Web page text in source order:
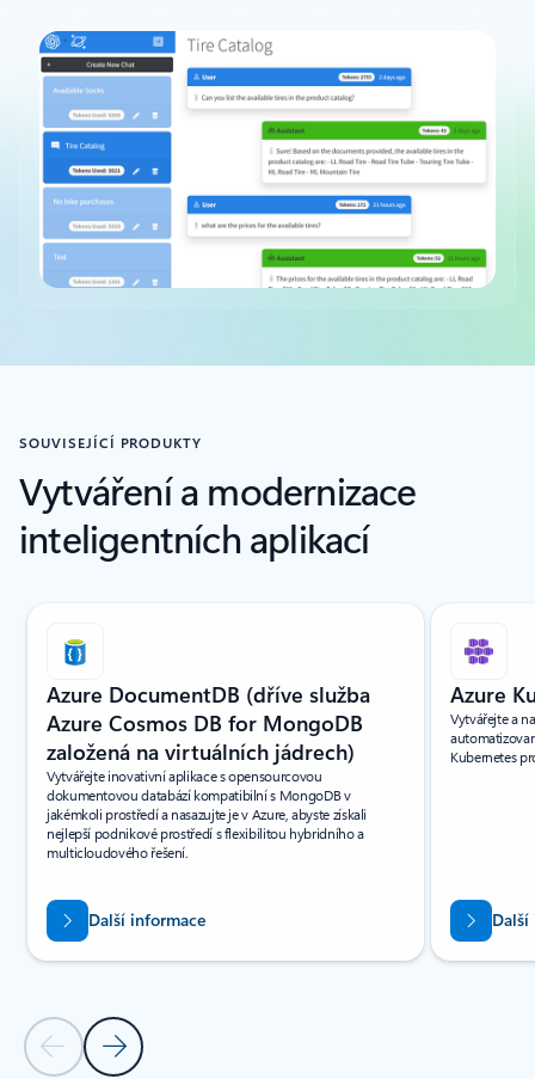
SOUVISEJÍCÍ PRODUKTY
Vytváření a modernizace
inteligentních aplikací
Indikátor snímku {0} {1}
Předchozí snímek
Další snímek
Azure DocumentDB (dříve služba
Azure Cosmos DB for MongoDB
založená na virtuálních jádrech)
Vytvářejte inovativní aplikace s opensourcovou
dokumentovou databází kompatibilní s MongoDB v
jakémkoli prostředí a nasazujte je v Azure, abyste získali
nejlepší podnikové prostředí s flexibilitou hybridního a
multicloudového řešení.
Další informace
Azure
Vytvářejte a
Kubernetes
Další